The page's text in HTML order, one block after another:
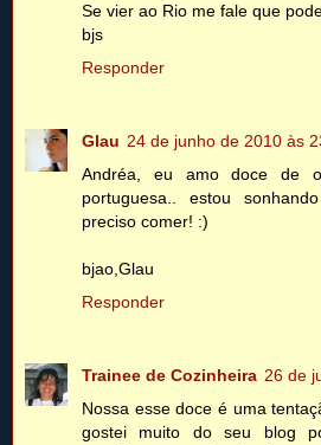
Se vier ao Rio me fale que
bjs
Responder
Glau 24 de junho de 2010 às
Andréa, eu amo doce de
portuguesa.. estou
preciso comer! :)
bjao,Glau
Responder
Trainee de Cozinheira 26 de
Nossa esse doce é uma
gostei muito do seu blog